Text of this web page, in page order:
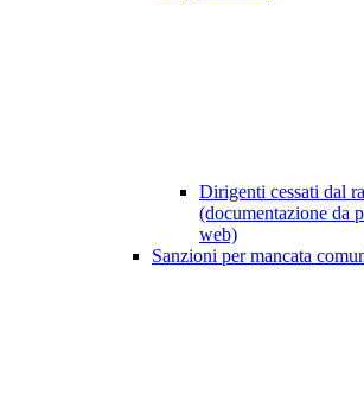
Dirigenti cessati dal
(documentazione da
web)
Sanzioni per mancata